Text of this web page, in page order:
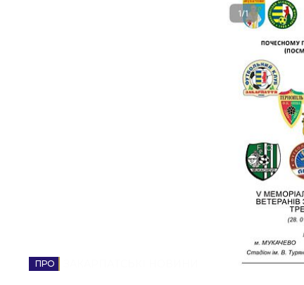
НОВИНИ ЗАХІДНОЇ УКРАЇНИ
ВІДЕО